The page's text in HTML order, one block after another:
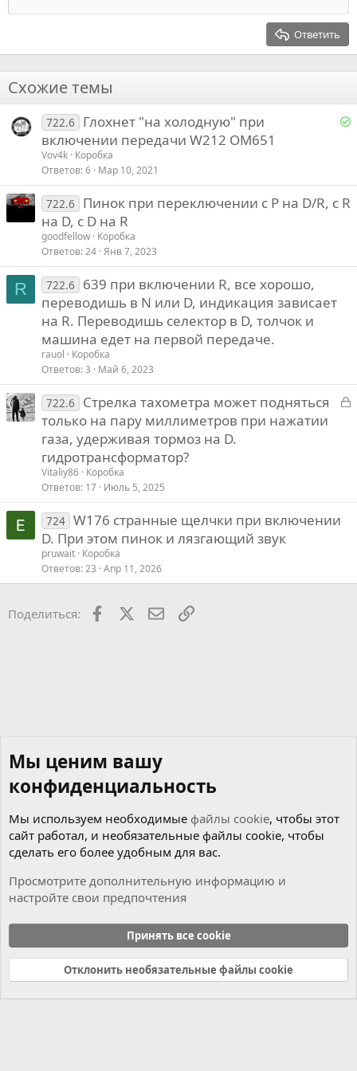
Коробка пока у коробочников
Вопросы :
-что за пластиковые частицы внутри бублика, коробочники не
нашли источник
22
26
Times New Roman
Verdana
Заголовок 2
Ответить
Схожие темы
Р
н
722.6
Глохнет "на холодную" при
включении передачи W212 OM651
Vov4k Коробка
Ответов 6 Мар 10, 2021
722.6
Пинок при переключении с P на D/R, c R
на D, с D на R
goodfellow Коробка
Ответов 24 Янв 7, 2023
R 722.6
639 при включении R, все хорошо,
переводишь в N или D, индикация зависает
на R. Переводишь селектор в D, толчок и
машина едет на первой передаче.
rauol
Коробка
Ответов 3 Май 6, 2023
З
722.6
Стрелка тахометра может подняться
только на пару миллиметров при нажатии
газа, удерживая тормоз на D.
гидротрансформатор?
Vitaliy86 Коробка
Ответов 17 Июль 5, 2025
724 W176 странные щелчки при включении
D. При этом пинок и лязгающий звук
pruwait Коробка
Ответов 23 Апр 11, 2026
Поделиться: Facebook ПочтаСсылкой
Cookies
Russian (RU)
Связь с нами
Условия и правила
Политика конфиденциальности
Справка Главная
R
Мы ценим вашу
конфиденциальность
Мы используем необходимые файлы cookie, чтобы этот
сайт работал, и необязательные файлы cookie, чтобы
сделать его более удобным для вас.
Просмотрите дополнительную информацию и
настройте свои предпочтения
Принять все cookie
Отклонить необязательные файлы cookie